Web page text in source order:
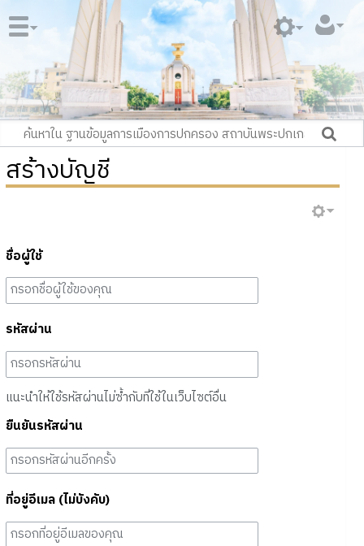
สร้างบัญชี
ชื่อผู้ใช้
รหัสผ่าน
แนะนำให้ใช้รหัสผ่านไม่ซ้ำกับที่ใช้ในเว็บไซต์อื่น
ยืนยันรหัสผ่าน
ที่อยู่อีเมล (ไม่บังคับ)